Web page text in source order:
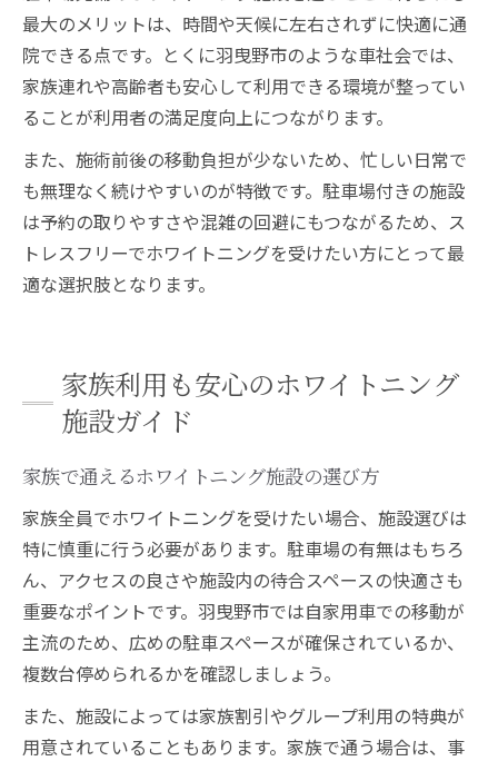
最大のメリットは、時間や天候に左右されずに快適に通
院できる点です。とくに羽曳野市のような車社会では、
家族連れや高齢者も安心して利用できる環境が整ってい
ることが利用者の満足度向上につながります。
また、施術前後の移動負担が少ないため、忙しい日常で
も無理なく続けやすいのが特徴です。駐車場付きの施設
は予約の取りやすさや混雑の回避にもつながるため、ス
トレスフリーでホワイトニングを受けたい方にとって最
適な選択肢となります。
家族利用も安心のホワイトニング
施設ガイド
家族で通えるホワイトニング施設の選び方
家族全員でホワイトニングを受けたい場合、施設選びは
特に慎重に行う必要があります。駐車場の有無はもちろ
ん、アクセスの良さや施設内の待合スペースの快適さも
重要なポイントです。羽曳野市では自家用車での移動が
主流のため、広めの駐車スペースが確保されているか、
複数台停められるかを確認しましょう。
また、施設によっては家族割引やグループ利用の特典が
用意されていることもあります。家族で通う場合は、事